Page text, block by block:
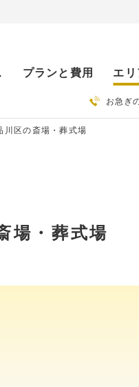
プランと費用 エ
お急ぎ
川区の斎場・葬式場
場・葬式場